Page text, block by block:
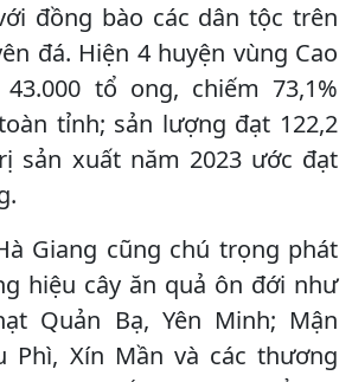
đồng bào các dân tộc trên
đá. Hiện 4 huyện vùng Cao
tổ ong, chiếm 73,1%
tỉnh; sản lượng đạt 122,2
sản xuất năm 2023 ước đạt
Giang cũng chú trọng phát
hiệu cây ăn quả ôn đới như
Quản Bạ, Yên Minh; Mận
Phì, Xín Mần và các thương